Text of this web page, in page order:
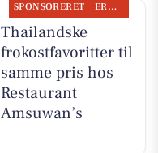
SPONSORERET ERHVERV
Thailandske
frokostfavoritter til
samme pris hos
Restaurant
Amsuwan’s